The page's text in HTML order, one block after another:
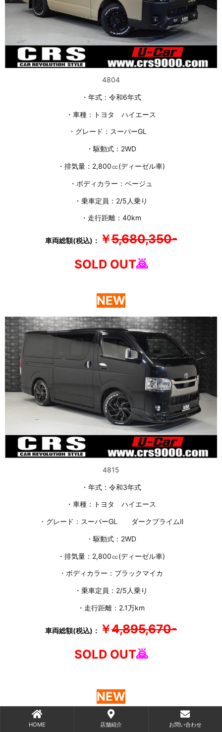
4804
・年式：令和6年式
・車種：トヨタ ハイエース
・グレード：スーパーGL
・駆動式：2WD
・排気量：2,800㏄(ディーゼル車)
・ボディカラー：ベージュ
・乗車定員：2/5人乗り
・走行距離：40km
車両総額(税込)： ￥5,680,350-
SOLD OUT🙇
NEW
4815
・年式：令和3年式
・車種：トヨタ ハイエース
・グレード：スーパーGL ダークプライムⅡ
・駆動式：2WD
・排気量：2,800㏄(ディーゼル車)
・ボディカラー：ブラックマイカ
・乗車定員：2/5人乗り
・走行距離：2.1万km
車両総額(税込)： ￥4,895,670-
SOLD OUT🙇
NEW
HOME 店舗紹介 お問い合わせ